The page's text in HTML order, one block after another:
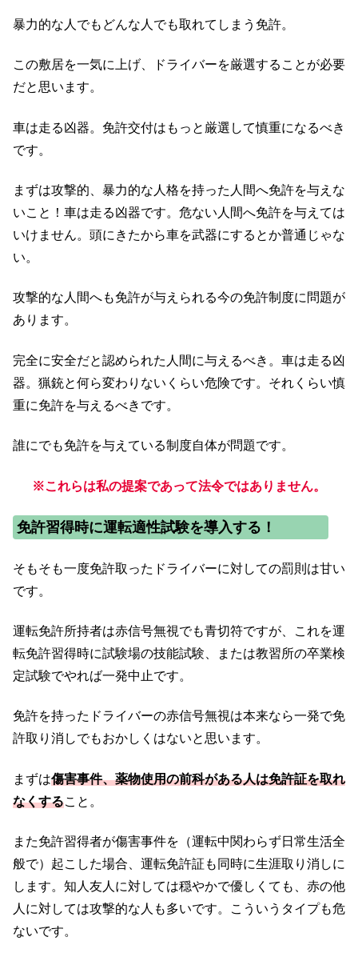
暴力的な人でもどんな人でも取れてしまう免許。
この敷居を一気に上げ、ドライバーを厳選することが必要
だと思います。
車は走る凶器。免許交付はもっと厳選して慎重になるべき
です。
まずは攻撃的、暴力的な人格を持った人間へ免許を与えな
いこと！車は走る凶器です。危ない人間へ免許を与えては
いけません。頭にきたから車を武器にするとか普通じゃな
い。
攻撃的な人間へも免許が与えられる今の免許制度に問題が
あります。
完全に安全だと認められた人間に与えるべき。車は走る凶
器。猟銃と何ら変わりないくらい危険です。それくらい慎
重に免許を与えるべきです。
誰にでも免許を与えている制度自体が問題です。
※これらは私の提案であって法令ではありません。
免許習得時に運転適性試験を導入する！
そもそも一度免許取ったドライバーに対しての罰則は甘い
です。
運転免許所持者は赤信号無視でも青切符ですが、これを運
転免許習得時に試験場の技能試験、または教習所の卒業検
定試験でやれば一発中止です。
免許を持ったドライバーの赤信号無視は本来なら一発で免
許取り消しでもおかしくはないと思います。
まずは傷害事件、薬物使用の前科がある人は免許証を取れ
なくすること。
また免許習得者が傷害事件を（運転中関わらず日常生活全
般で）起こした場合、運転免許証も同時に生涯取り消しに
します。知人友人に対しては穏やかで優しくても、赤の他
人に対しては攻撃的な人も多いです。こういうタイプも危
ないです。